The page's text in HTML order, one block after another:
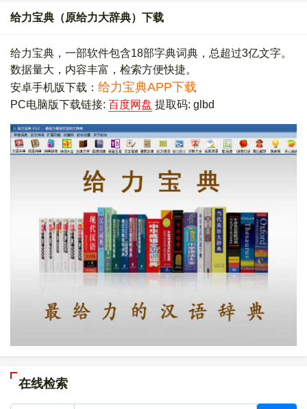
给力宝典（原给力大辞典）下载
给力宝典，一部软件包含18部字典词典，总超过3亿文字。
数据量大，内容丰富，检索方便快捷。
安卓手机版下载： 给力宝典APP下载
PC电脑版下载链接: 百度网盘 提取码: glbd
在线检索